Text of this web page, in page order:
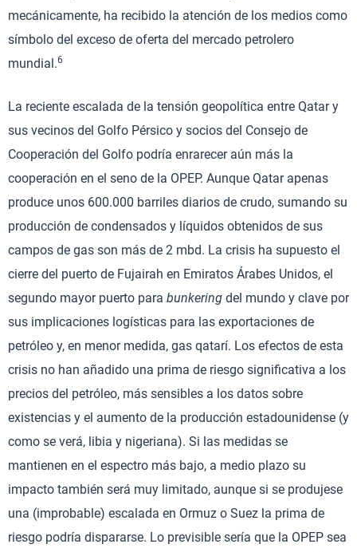
mecánicamente, ha recibido la atención de los medios como
símbolo del exceso de oferta del mercado petrolero
mundial.6
La reciente escalada de la tensión geopolítica entre Qatar y
sus vecinos del Golfo Pérsico y socios del Consejo de
Cooperación del Golfo podría enrarecer aún más la
cooperación en el seno de la OPEP. Aunque Qatar apenas
produce unos 600.000 barriles diarios de crudo, sumando su
producción de condensados y líquidos obtenidos de sus
campos de gas son más de 2 mbd. La crisis ha supuesto el
cierre del puerto de Fujairah en Emiratos Árabes Unidos, el
segundo mayor puerto para bunkering del mundo y clave por
sus implicaciones logísticas para las exportaciones de
petróleo y, en menor medida, gas qatarí. Los efectos de esta
crisis no han añadido una prima de riesgo significativa a los
precios del petróleo, más sensibles a los datos sobre
existencias y el aumento de la producción estadounidense (y
como se verá, libia y nigeriana). Si las medidas se
mantienen en el espectro más bajo, a medio plazo su
impacto también será muy limitado, aunque si se produjese
una (improbable) escalada en Ormuz o Suez la prima de
riesgo podría dispararse. Lo previsible sería que la OPEP sea